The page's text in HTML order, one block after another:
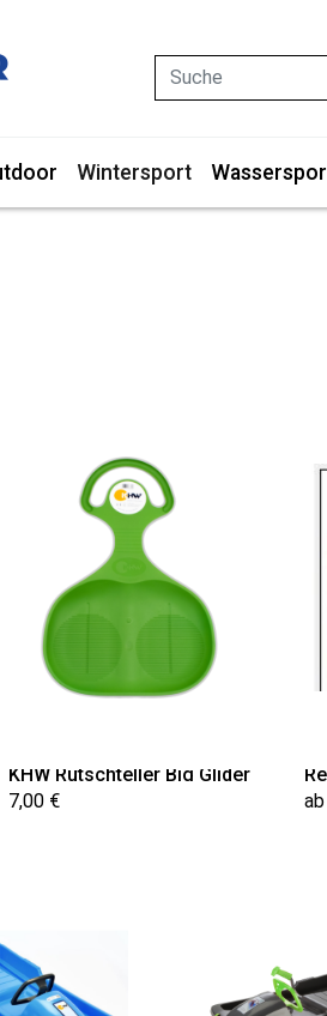
Suche
Wintersport
KHW Rutschteller Big Glider
7,00 €